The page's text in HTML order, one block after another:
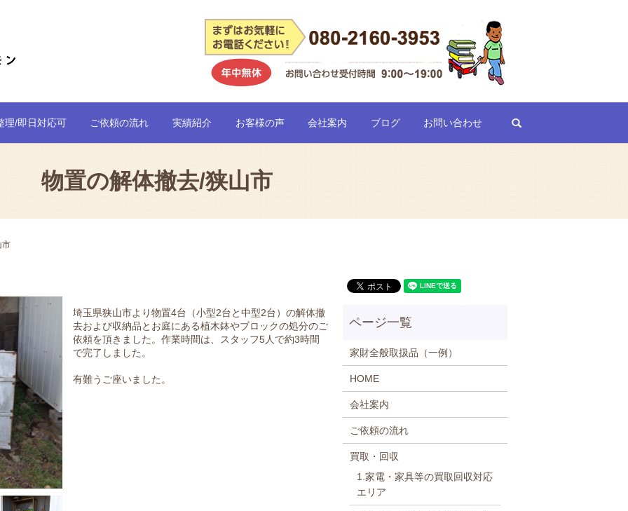
理/即日対応可 ご依頼の流れ 実績紹介 お客様の声 会社案内 ブログ お問い合わせ
物置の解体撤去/狭山市
市
埼玉県狭山市より物置4台（小型2台と中型2台）の解体撤
去および収納品とお庭にある植木鉢やブロックの処分のご
依頼を頂きました。 作業時間は、スタッフ5人で約3時間
で完了しました。
有難うご座いました。
家財全般取扱品（一例）
HOME
会社案内
ご依頼の流れ
買取・回収
1.家電・家具等の買取回収対応
エリア